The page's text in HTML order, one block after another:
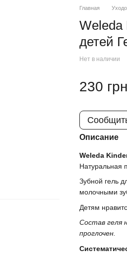
Главная
Weleda
детей
Нет в наличии
230 грн
Описание
Weleda
Натуральная
Зубной гель
молочными
Детям
Состав геля
проглочен.